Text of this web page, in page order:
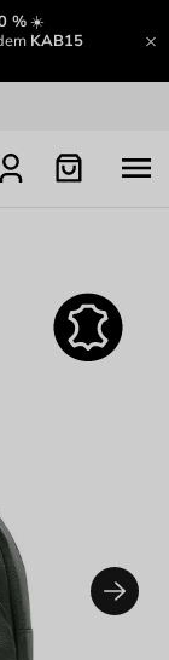
%☀️
KAB15